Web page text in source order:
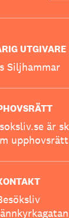
UTGIVARE
Siljhammar
är